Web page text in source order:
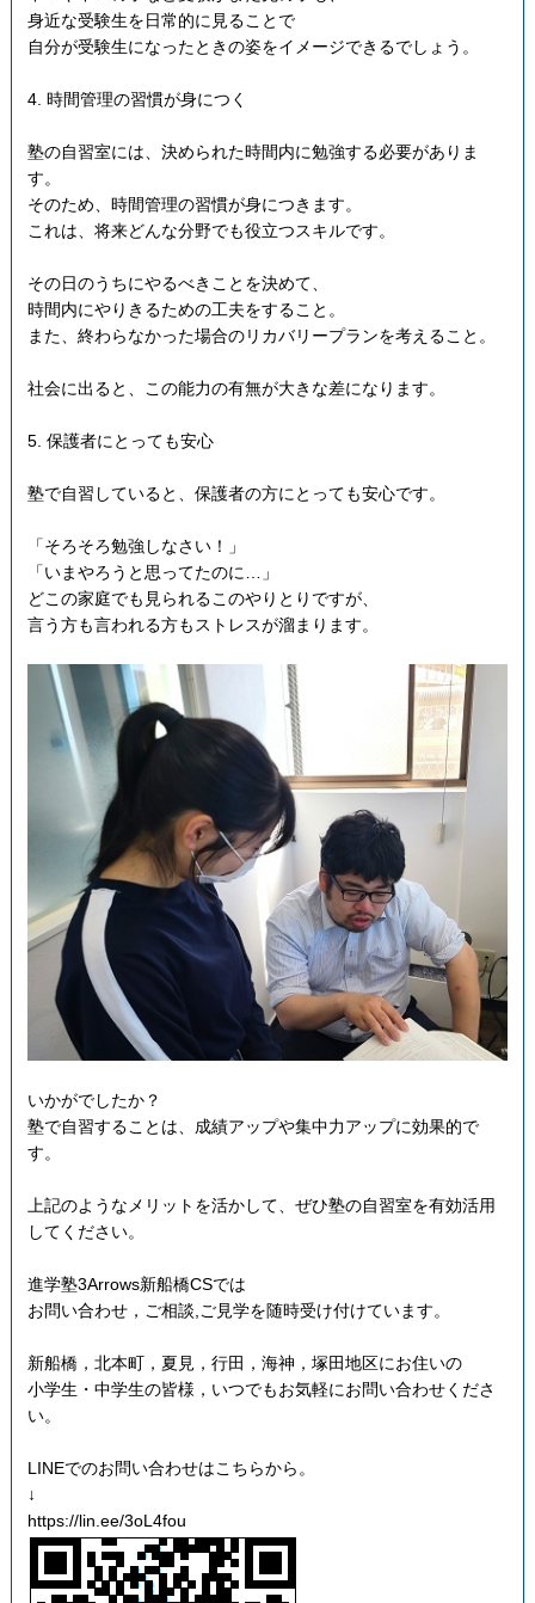
身近な受験生を日常的に見ることで
自分が受験生になったときの姿をイメージできるでしょう。
4. 時間管理の習慣が身につく
塾の自習室には、決められた時間内に勉強する必要がありま
す。
そのため、時間管理の習慣が身につきます。
これは、将来どんな分野でも役立つスキルです。
その日のうちにやるべきことを決めて、
時間内にやりきるための工夫をすること。
また、終わらなかった場合のリカバリープランを考えること。
社会に出ると、この能力の有無が大きな差になります。
5. 保護者にとっても安心
塾で自習していると、保護者の方にとっても安心です。
「そろそろ勉強しなさい！」
「いまやろうと思ってたのに…」
どこの家庭でも見られるこのやりとりですが、
言う方も言われる方もストレスが溜まります。
いかがでしたか？
塾で自習することは、成績アップや集中力アップに効果的で
す。
上記のようなメリットを活かして、ぜひ塾の自習室を有効活用
してください。
進学塾3Arrows新船橋CSでは
お問い合わせ，ご相談,ご見学を随時受け付けています。
新船橋，北本町，夏見，行田，海神，塚田地区にお住いの
小学生・中学生の皆様，いつでもお気軽にお問い合わせくださ
い。
LINEでのお問い合わせはこちらから。
↓
https://lin.ee/3oL4fou